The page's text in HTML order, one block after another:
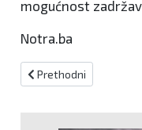
mogućnost
Notra.ba
Prethodni članak:
Prethodni